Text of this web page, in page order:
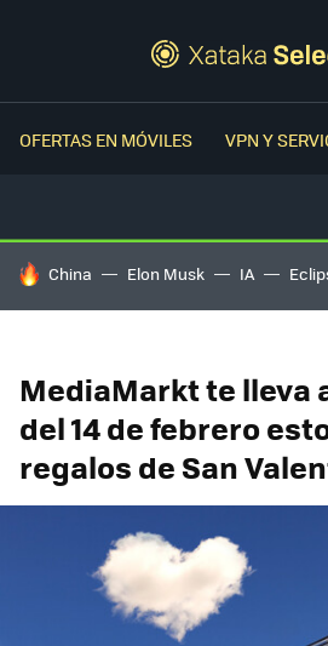
OFERTAS EN MÓVILES VPN Y
HOY SE HABLA DE
China Elon Musk IA
MediaMarkt te lleva
del 14 de febrero
regalos de San